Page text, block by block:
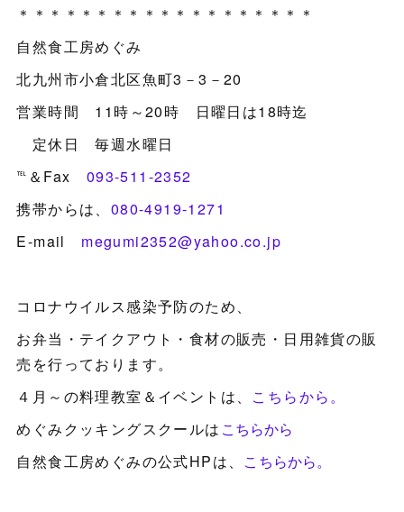
＊＊＊＊＊＊＊＊＊＊＊＊＊＊＊＊＊＊＊
自然食工房めぐみ
北九州市小倉北区魚町3－3－20
営業時間 11時～20時 日曜日は18時迄
定休日 毎週水曜日
℡＆Fax 093-511-2352
携帯からは、 080-4919-1271
E-mail megumi2352@yahoo.co.jp
コロナウイルス感染予防のため、
お弁当・テイクアウト・食材の販売・日用雑貨の販
売を行っております。
４月～の料理教室＆イベントは、 こちらから。
めぐみクッキングスクールは こちらから
自然食工房めぐみの公式HPは、 こちらから。